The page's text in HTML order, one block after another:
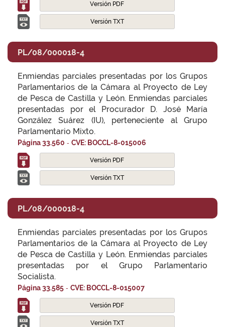
Versión PDF
Versión TXT
PL/08/000018-4
Enmiendas parciales presentadas por los Grupos
Parlamentarios de la Cámara al Proyecto de Ley
de Pesca de Castilla y León. Enmiendas parciales
presentadas por el Procurador D. José María
González Suárez (IU), perteneciente al Grupo
Parlamentario Mixto.
Página 33.560 - CVE: BOCCL-8-015006
Versión PDF
Versión TXT
PL/08/000018-4
Enmiendas parciales presentadas por los Grupos
Parlamentarios de la Cámara al Proyecto de Ley
de Pesca de Castilla y León. Enmiendas parciales
presentadas por el Grupo Parlamentario
Socialista.
Página 33.585 - CVE: BOCCL-8-015007
Versión PDF
Versión TXT